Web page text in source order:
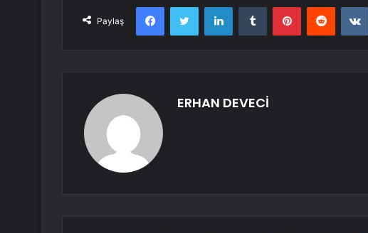
Paylaş
FacebookTwitter LinkedInTumblr PinterestReddit
ERHAN DEVECİ